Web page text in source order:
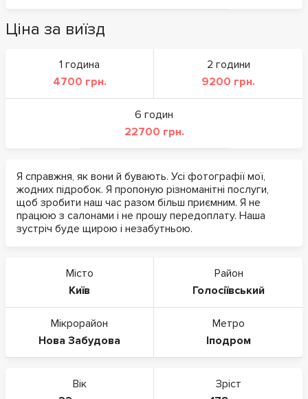
Ціна за виїзд
1 година
4700 грн.
2 години
9200 грн.
6 годин
22700 грн.
Я справжня, як вони й бувають. Усі фотографії мої,
жодних підробок. Я пропоную різноманітні послуги,
щоб зробити наш час разом більш приємним. Я не
працюю з салонами і не прошу передоплату. Наша
зустріч буде щирою і незабутньою.
Місто
Київ
Район
Голосіївський
Мікрорайон
Нова Забудова
Метро
Іподром
Вік
Зріст